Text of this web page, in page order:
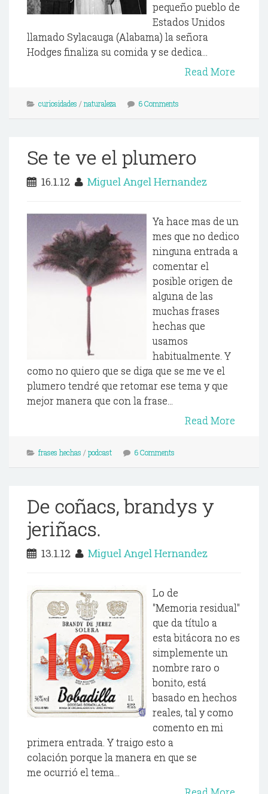
pequeño pueblo de
Estados Unidos
llamado Sylacauga (Alabama) la señora
Hodges finaliza su comida y se dedica...
Read More
curiosidades / naturaleza 6 Comments
Se te ve el plumero
16.1.12 Miguel Angel Hernandez
Ya hace mas de un
mes que no dedico
ninguna entrada a
comentar el
posible origen de
alguna de las
muchas frases
hechas que
usamos
habitualmente. Y
como no quiero que se diga que se me ve el
plumero tendré que retomar ese tema y que
mejor manera que con la frase...
Read More
frases hechas / podcast 6 Comments
De coñacs, brandys y
jeriñacs.
13.1.12 Miguel Angel Hernandez
Lo de
"Memoria residual"
que da título a
esta bitácora no es
simplemente un
nombre raro o
bonito, está
basado en hechos
reales, tal y como
comento en mi
primera entrada. Y traigo esto a
colación porque la manera en que se
me ocurrió el tema...